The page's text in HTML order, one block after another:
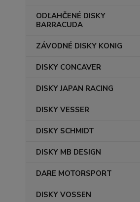
ODĽAHČENÉ DISKY
BARRACUDA
ZÁVODNÉ DISKY KONIG
DISKY CONCAVER
DISKY JAPAN RACING
DISKY VESSER
DISKY SCHMIDT
DISKY MB DESIGN
DARE MOTORSPORT
DISKY VOSSEN